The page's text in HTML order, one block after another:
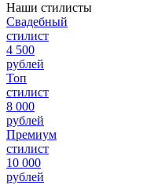
Наши стилисты
Свадебный
стилист
4 500
рублей
Топ
стилист
8 000
рублей
Премиум
стилист
10 000
рублей